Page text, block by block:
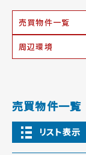
売買物件一覧
周辺環境
売買物件一覧
リスト表示